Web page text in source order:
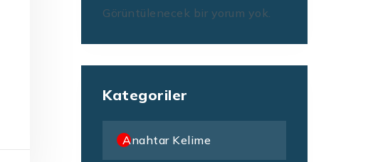
Görüntülenecek bir yorum yok.
Kategoriler
Anahtar Kelime